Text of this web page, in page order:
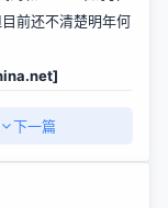
前还不清楚明年何
下一篇